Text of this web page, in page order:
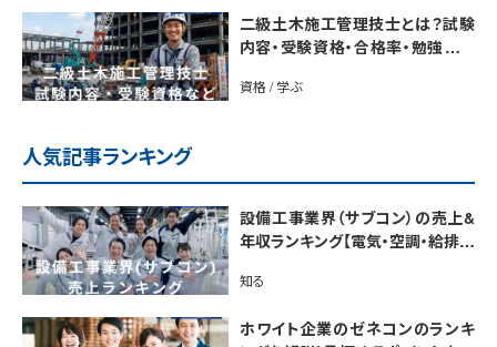
二級土木施工管理技士とは？試験
内容・受験資格・合格率・勉強法を
資格 / 学ぶ
人気記事ランキング
設備工事業界（サブコン）の売上&
年収ランキング【電気・空調・給排水
市場規模も解説
知る
ホワイト企業のゼネコンのランキ